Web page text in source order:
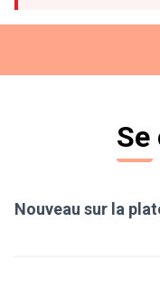
Se
Nouveau sur la